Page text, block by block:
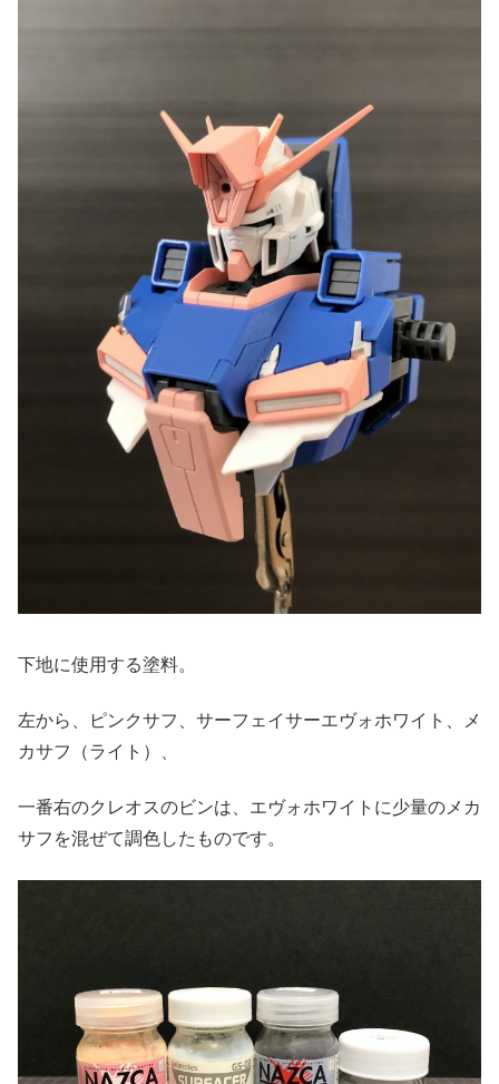
下地に使用する塗料。
左から、ピンクサフ、サーフェイサーエヴォホワイト、メ
カサフ（ライト）、
一番右のクレオスのビンは、エヴォホワイトに少量のメカ
サフを混ぜて調色したものです。